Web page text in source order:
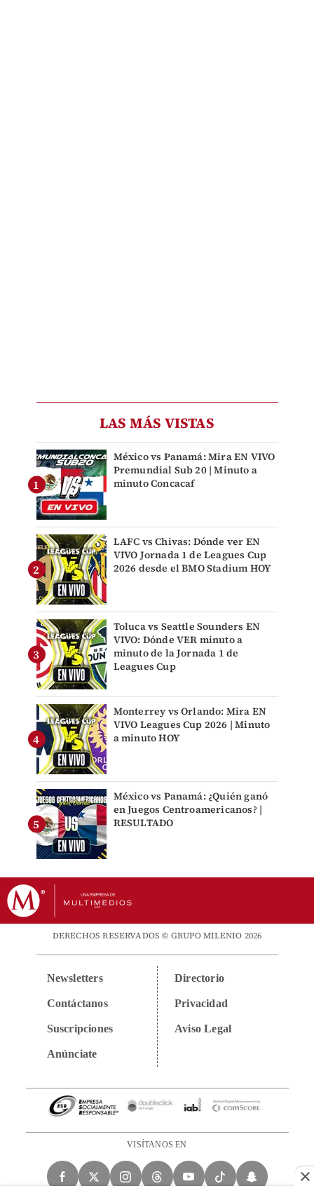
LAS MÁS VISTAS
México vs Panamá: Mira EN VIVO
Premundial Sub 20 | Minuto a
minuto Concacaf
LAFC vs Chivas: Dónde ver EN
VIVO Jornada 1 de Leagues Cup
2026 desde el BMO Stadium HOY
Toluca vs Seattle Sounders EN
VIVO: Dónde VER minuto a
minuto de la Jornada 1 de
Leagues Cup
Monterrey vs Orlando: Mira EN
VIVO Leagues Cup 2026 | Minuto
a minuto HOY
México vs Panamá: ¿Quién ganó
en Juegos Centroamericanos? |
RESULTADO
DERECHOS RESERVADOS © GRUPO MILENIO 2026
Newsletters
Contáctanos
Suscripciones
Anúnciate
Directorio
Privacidad
Aviso Legal
VISÍTANOS EN